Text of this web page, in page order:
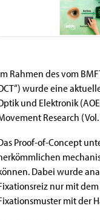
Rahmen des vom
wurde eine
und Elektronik
Research
Proof-of-Concept
Dabei wurde
nur mit
mit der